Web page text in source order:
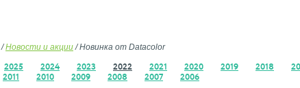
/Новости и акции /Новинка от Datacolor
2025 2024 2023 2022 2021 2020 2019 2018
2011 2010 2009 2008 2007 2006